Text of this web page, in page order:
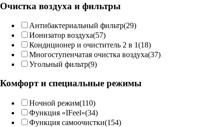
Очистка воздуха и фильтры
Антибактериальный фильтр(29)
Ионизатор воздуха(57)
Кондиционер и очиститель 2 в 1(18)
Многоступенчатая очистка воздуха(37)
Угольный фильтр(9)
Комфорт и специальные режимы
Ночной режим(110)
Функция «IFeel»(34)
Функция самоочистки(154)